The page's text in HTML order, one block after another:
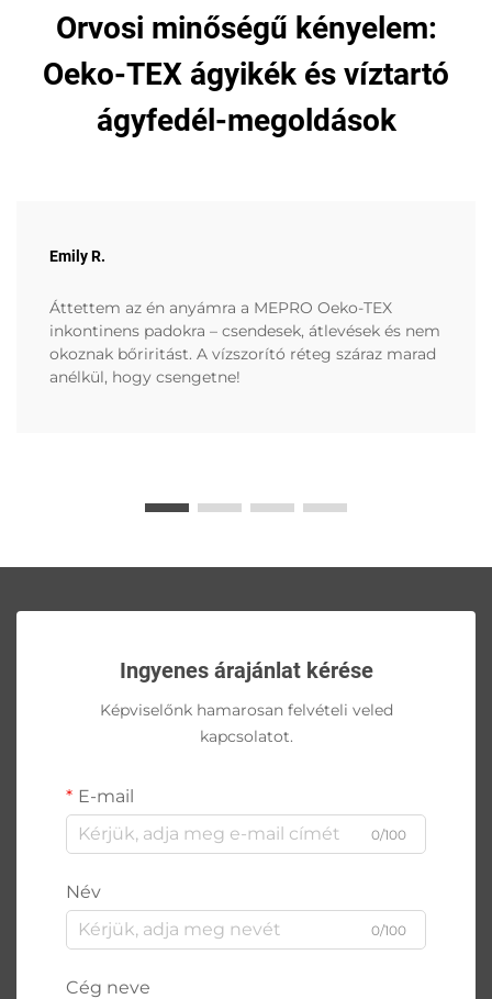
Orvosi minőségű kényelem:
Oeko-TEX ágyikék és víztartó
ágyfedél-megoldások
Emily R.
Áttettem az én anyámra a MEPRO Oeko-TEX
inkontinens padokra – csendesek, átlevések és nem
okoznak bőriritást. A vízszorító réteg száraz marad
anélkül, hogy csengetne!
Ingyenes árajánlat kérése
Képviselőnk hamarosan felvételi veled
kapcsolatot.
E-mail
0/100
Név
0/100
Cég neve